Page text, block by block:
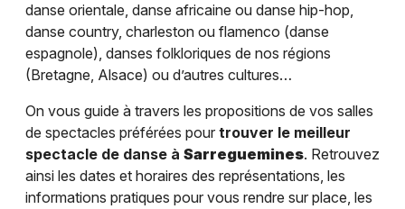
danse orientale, danse africaine ou danse hip-hop,
danse country, charleston ou flamenco (danse
espagnole), danses folkloriques de nos régions
(Bretagne, Alsace) ou d’autres cultures…
On vous guide à travers les propositions de vos salles
de spectacles préférées pour trouver le meilleur
spectacle de danse à Sarreguemines. Retrouvez
ainsi les dates et horaires des représentations, les
informations pratiques pour vous rendre sur place, les